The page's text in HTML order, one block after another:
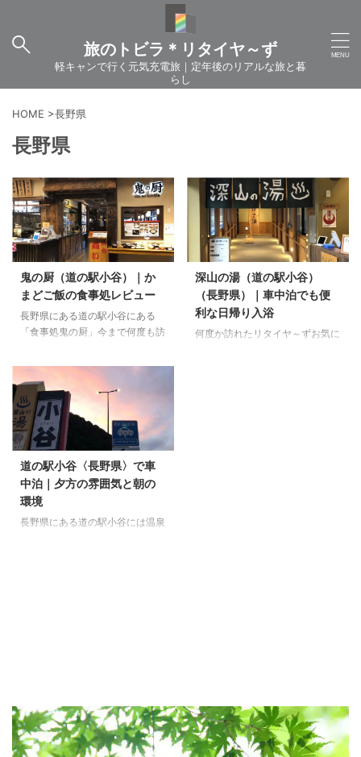
旅のトビラ＊リタイヤ～ず
軽キャンで行く元気充電旅｜定年後のリアルな旅と暮
らし
HOME >長野県
長野県
鬼の厨（道の駅小谷）｜か
まどご飯の食事処レビュー
長野県にある道の駅小谷にある
「食事処鬼の厨」今まで何度も訪
に入りの食事処です 食事処 鬼の
厨 を利用した感想 車中泊の途中
で立ち寄った食事処ですが、想像
以上に満足度が高く、しっかり食
事をとることができました。 落
ち着いた雰囲気で、気軽に入りや
すい食事処でした。 特にのご飯
が美味しく、旅の楽しみのひとつ
になりました。 駐車場も広いの
で私たちのような軽キャンパーは
もちろん 大型のキャンピングカ
深山の湯（道の駅小谷）
（長野県）｜車中泊でも便
利な日帰り入浴
何度か訪れたリタイヤ～ずお気に
道の駅小谷〈長野県〉で車
中泊｜夕方の雰囲気と朝の
環境
長野県にある道の駅小谷には温泉
に交通量がありますが、夜になる
と大型トラックの通行が多くなり
ます。 物流の幹線道路になって